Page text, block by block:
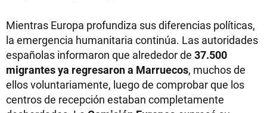
Mientras Europa profundiza sus diferencias políticas,
la emergencia humanitaria continúa. Las autoridades
españolas informaron que alrededor de 37.500
migrantes ya regresaron a Marruecos, muchos de
ellos voluntariamente, luego de comprobar que los
centros de recepción estaban completamente